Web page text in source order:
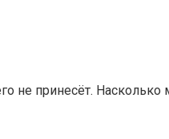
не принесёт. Насколько